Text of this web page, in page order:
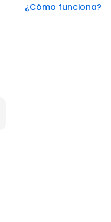
¿Cómo funciona?